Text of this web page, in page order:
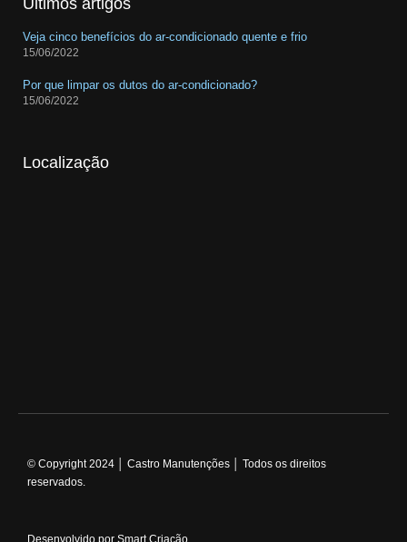
Veja cinco benefícios do ar-condicionado quente e frio
15/06/2022
Por que limpar os dutos do ar-condicionado?
15/06/2022
Localização
© Copyright 2024 │ Castro Manutenções │ Todos os direitos
reservados.
Desenvolvido por Smart Criação